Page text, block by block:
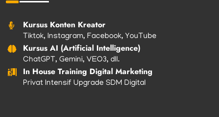
Kursus Konten Kreator
Tiktok, Instagram, Facebook, YouTube
Kursus AI (Artificial Intelligence)
ChatGPT, Gemini, VEO3, dll.
In House Training Digital Marketing
Privat Intensif Upgrade SDM Digital